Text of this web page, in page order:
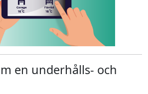
en underhålls- och